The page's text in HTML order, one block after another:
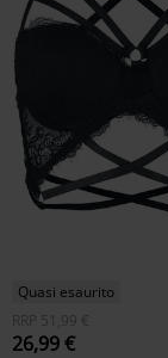
Quasi esaurito
RRP
51,99 €
26,99 €